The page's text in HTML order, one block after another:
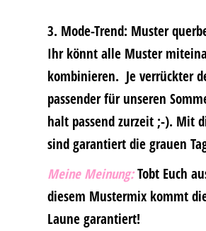
3. Mode-Trend: Muster
Ihr könnt alle Muster
kombinieren. Je verrückter
passender für unseren
halt passend zurzeit ;-). Mit
sind garantiert die grauen
Meine Meinung:Tobt Euch
diesem Mustermix kommt
Laune garantiert!